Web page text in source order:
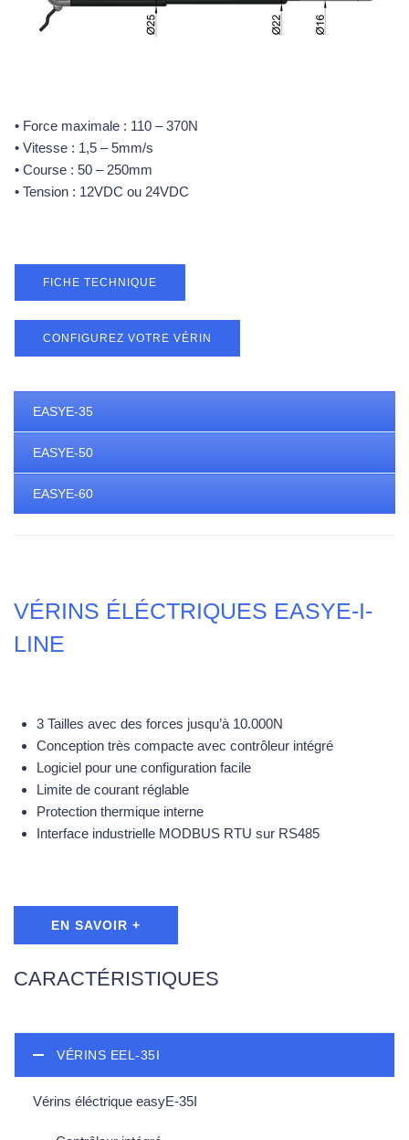
• Force maximale : 110 – 370N
• Vitesse : 1,5 – 5mm/s
• Course : 50 – 250mm
• Tension : 12VDC ou 24VDC
FICHE TECHNIQUE
CONFIGUREZ VOTRE VÉRIN
EASYE-35
EASYE-50
EASYE-60
VÉRINS ÉLÉCTRIQUES EASYE-I-
LINE
3 Tailles avec des forces jusqu’à 10.000N
Conception très compacte avec contrôleur intégré
Logiciel pour une configuration facile
Limite de courant réglable
Protection thermique interne
Interface industrielle MODBUS RTU sur RS485
EN SAVOIR +
CARACTÉRISTIQUES
VÉRINS EEL-35I
Vérins éléctrique easyE-35I